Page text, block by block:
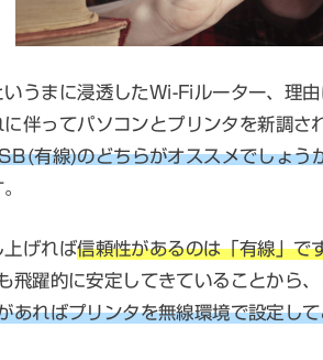
うまに浸透したWi-Fiルーター、理
に伴ってパソコンとプリンタを新調さ
有線)のどちらがオススメでしょう
上げれば信頼性があるのは「有線」で
飛躍的に安定してきていることから
あればプリンタを無線環境で設定し